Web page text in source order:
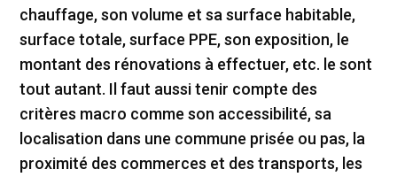
chauffage, son volume et sa surface habitable,
surface totale, surface PPE, son exposition, le
montant des rénovations à effectuer, etc. le sont
tout autant. Il faut aussi tenir compte des
critères macro comme son accessibilité, sa
localisation dans une commune prisée ou pas, la
proximité des commerces et des transports, les